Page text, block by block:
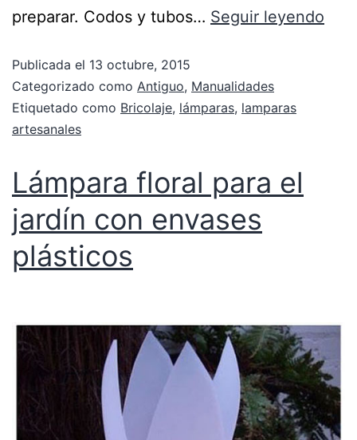
preparar. Codos y tubos… Seguir leyendo
Publicada el 13 octubre, 2015
Categorizado como Antiguo, Manualidades
Etiquetado como Bricolaje, lámparas, lamparas
artesanales
Lámpara floral para el
jardín con envases
plásticos